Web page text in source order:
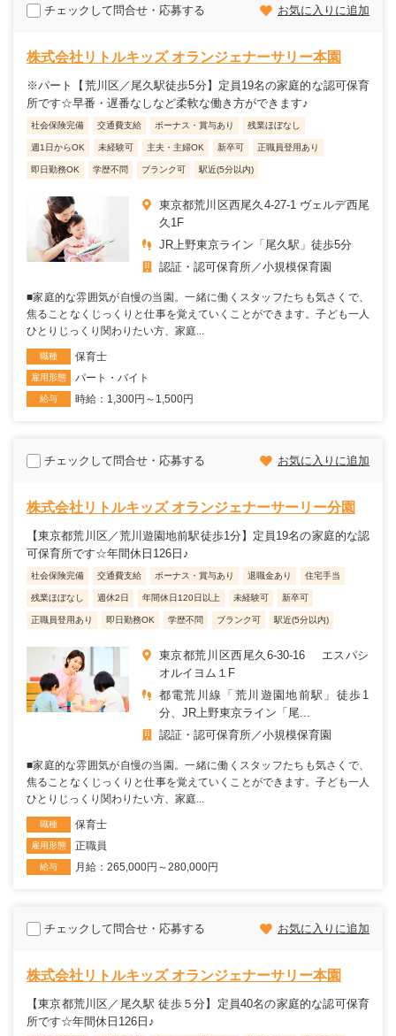
チェックして問合せ・応募する お気に入りに追加
株式会社リトルキッズ オランジェナーサリー本園
※パート【荒川区／尾久駅徒歩5分】定員19名の家庭的な認可保育
所です☆早番・遅番なしなど柔軟な働き方ができます♪
社会保険完備 交通費支給 ボーナス・賞与あり 残業ほぼなし
週1日からOK 未経験可 主夫・主婦OK 新卒可 正職員登用あり
即日勤務OK 学歴不問 ブランク可 駅近(5分以内)
東京都荒川区西尾久4-27-1 ヴェルデ西尾
久1F
JR上野東京ライン「尾久駅」徒歩5分
認証・認可保育所
小規模保育園
■家庭的な雰囲気が自慢の当園。一緒に働くスタッフたちも気さくで、
焦ることなくじっくりと仕事を覚えていくことができます。子ども一人
ひとりじっくり関わりたい方、家庭...
職種 保育士
雇用形態 パート・バイト
給与 時給：1,300円～1,500円
チェックして問合せ・応募する お気に入りに追加
株式会社リトルキッズ オランジェナーサーリー分園
【東京都荒川区／荒川遊園地前駅徒歩1分】定員19名の家庭的な認
可保育所です☆年間休日126日♪
社会保険完備 交通費支給 ボーナス・賞与あり 退職金あり 住宅手当
残業ほぼなし 週休2日 年間休日120日以上 未経験可 新卒可
正職員登用あり 即日勤務OK 学歴不問 ブランク可 駅近(5分以内)
東京都荒川区西尾久6-30-16 エスパシ
オルイヨム１F
都電荒川線「荒川遊園地前駅」徒歩1
分、JR上野東京ライン「尾...
認証・認可保育所
小規模保育園
■家庭的な雰囲気が自慢の当園。一緒に働くスタッフたちも気さくで、
焦ることなくじっくりと仕事を覚えていくことができます。子ども一人
ひとりじっくり関わりたい方、家庭...
職種 保育士
雇用形態 正職員
給与 月給：265,000円～280,000円
チェックして問合せ・応募する お気に入りに追加
株式会社リトルキッズ オランジェナーサリー本園
【東京都荒川区／尾久駅 徒歩５分】定員40名の家庭的な認可保育
所です☆年間休日126日♪